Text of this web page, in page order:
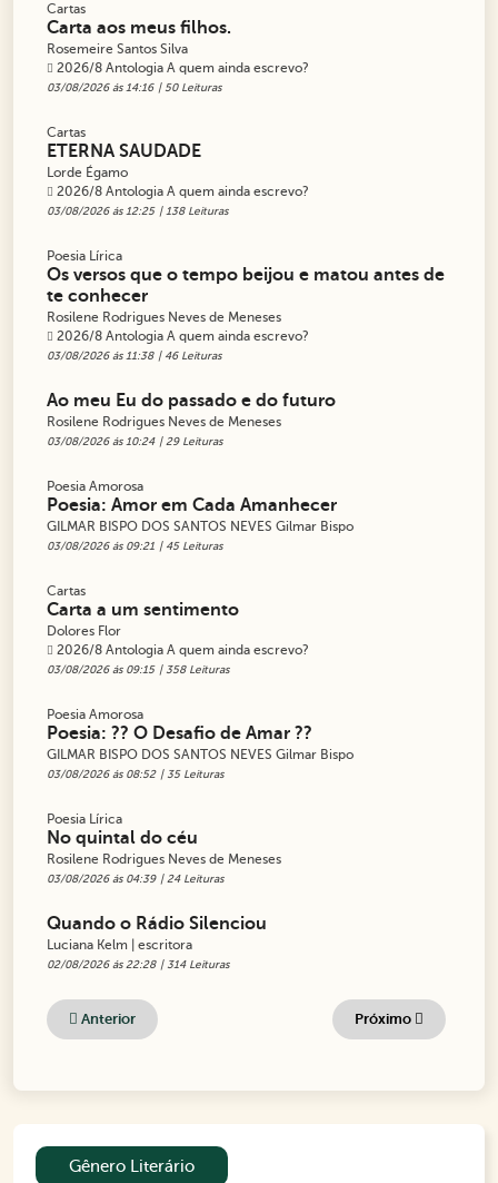
Cartas
Carta aos meus filhos.
Rosemeire Santos Silva
2026/8 Antologia A quem ainda escrevo?
03/08/2026 ás 14:16 | 50 Leituras
Cartas
ETERNA SAUDADE
Lorde Égamo
2026/8 Antologia A quem ainda escrevo?
03/08/2026 ás 12:25 | 138 Leituras
Poesia Lírica
Os versos que o tempo beijou e matou antes de
te conhecer
Rosilene Rodrigues Neves de Meneses
2026/8 Antologia A quem ainda escrevo?
03/08/2026 ás 11:38 | 46 Leituras
Ao meu Eu do passado e do futuro
Rosilene Rodrigues Neves de Meneses
03/08/2026 ás 10:24 | 29 Leituras
Poesia Amorosa
Poesia: Amor em Cada Amanhecer
GILMAR BISPO DOS SANTOS NEVES Gilmar Bispo
03/08/2026 ás 09:21 | 45 Leituras
Cartas
Carta a um sentimento
Dolores Flor
2026/8 Antologia A quem ainda escrevo?
03/08/2026 ás 09:15 | 358 Leituras
Poesia Amorosa
Poesia: ?? O Desafio de Amar ??
GILMAR BISPO DOS SANTOS NEVES Gilmar Bispo
03/08/2026 ás 08:52 | 35 Leituras
Poesia Lírica
No quintal do céu
Rosilene Rodrigues Neves de Meneses
03/08/2026 ás 04:39 | 24 Leituras
Quando o Rádio Silenciou
Luciana Kelm | escritora
02/08/2026 ás 22:28 | 314 Leituras
Anterior Próximo
Gênero Literário